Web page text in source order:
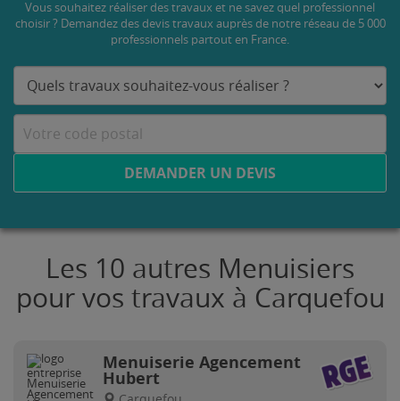
Vous souhaitez réaliser des travaux et ne savez quel professionnel
choisir ? Demandez des devis travaux auprès de notre réseau de 5 000
professionnels partout en France.
DEMANDER UN DEVIS
Les 10 autres Menuisiers
pour vos travaux à Carquefou
Menuiserie Agencement
Hubert